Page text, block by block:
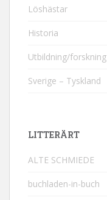
Löshästar
Historia
Utbildning/forskning
Sverige – Tyskland
LITTERÄRT
ALTE SCHMIEDE
buchladen-in-buch